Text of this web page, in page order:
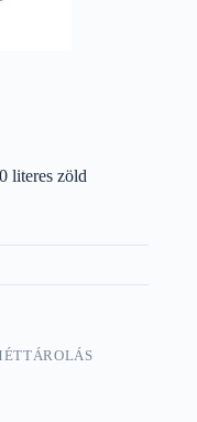
literes zöld